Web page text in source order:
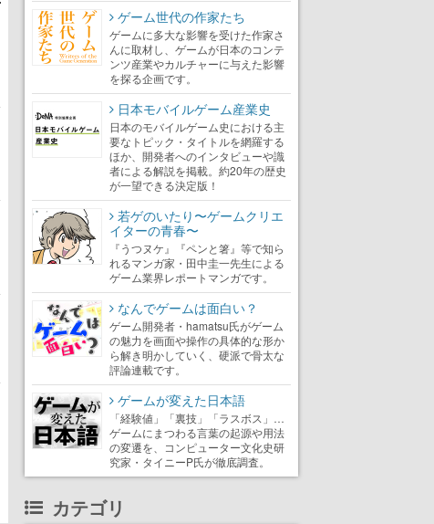
ゲーム世代の作家たち
ゲームに多大な影響を受けた作家さ
んに取材し、ゲームが日本のコンテ
ンツ産業やカルチャーに与えた影響
を探る企画です。
日本モバイルゲーム産業史
日本のモバイルゲーム史における主
要なトピック・タイトルを網羅する
ほか、開発者へのインタビューや識
者による解説を掲載。約20年の歴史
が一望できる決定版！
若ゲのいたり〜ゲームクリエ
イターの青春〜
『うつヌケ』『ペンと箸』等で知ら
れるマンガ家・田中圭一先生による
ゲーム業界レポートマンガです。
なんでゲームは面白い？
ゲーム開発者・hamatsu氏がゲーム
の魅力を画面や操作の具体的な形か
ら解き明かしていく、硬派で骨太な
評論連載です。
ゲームが変えた日本語
「経験値」「裏技」「ラスボス」…
ゲームにまつわる言葉の起源や用法
の変遷を、コンピューター文化史研
究家・タイニーP氏が徹底調査。
カテゴリ